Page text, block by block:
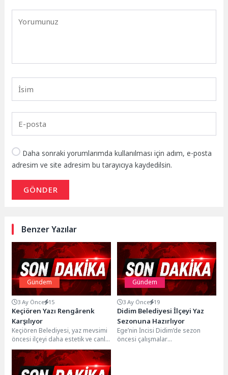
Daha sonraki yorumlarımda kullanılması için adım, e-posta
adresim ve site adresim bu tarayıcıya kaydedilsin.
GÖNDER
Benzer Yazılar
Gündem
3 Ay Önce 15
Keçiören Yazı Rengârenk
Karşılıyor
Keçiören Belediyesi, yaz mevsimi
öncesi ilçeyi daha estetik ve canlı
bir görünüme kavuşturmak
amacıyla çevre...
Gündem
3 Ay Önce 19
Didim Belediyesi İlçeyi Yaz
Sezonuna Hazırlıyor
Ege’nin İncisi Didim’de sezon
öncesi çalışmalar